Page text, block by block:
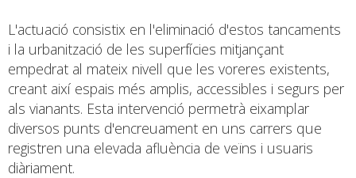
L'actuació consistix en l'eliminació d'estos tancaments
i la urbanització de les superfícies mitjançant
empedrat al mateix nivell que les voreres existents,
creant així espais més amplis, accessibles i segurs per
als vianants. Esta intervenció permetrà eixamplar
diversos punts d'encreuament en uns carrers que
registren una elevada afluència de veïns i usuaris
diàriament.